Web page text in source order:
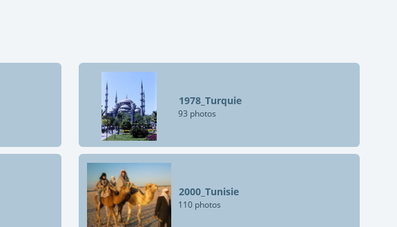
1978_Turquie
93 photos
2000_Tunisie
110 photos